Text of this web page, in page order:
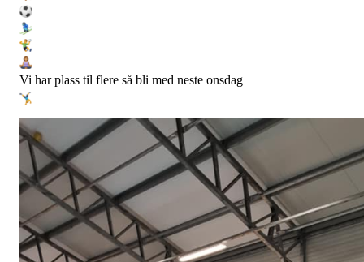
Vi har plass til flere så bli med neste onsdag